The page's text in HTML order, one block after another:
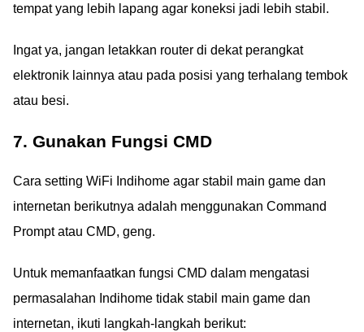
tempat yang lebih lapang agar koneksi jadi lebih stabil.
Ingat ya, jangan letakkan router di dekat perangkat
elektronik lainnya atau pada posisi yang terhalang tembok
atau besi.
7. Gunakan Fungsi CMD
Cara setting WiFi Indihome agar stabil main game dan
internetan berikutnya adalah menggunakan Command
Prompt atau CMD, geng.
Untuk memanfaatkan fungsi CMD dalam mengatasi
permasalahan Indihome tidak stabil main game dan
internetan, ikuti langkah-langkah berikut: